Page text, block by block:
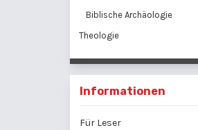
Biblische Archäologie
Theologie
Informationen
Für Leser